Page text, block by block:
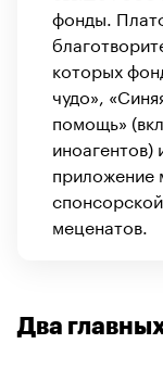
фонды.
которых
чудо»,
помощь»
приложение
меценатов.
Два